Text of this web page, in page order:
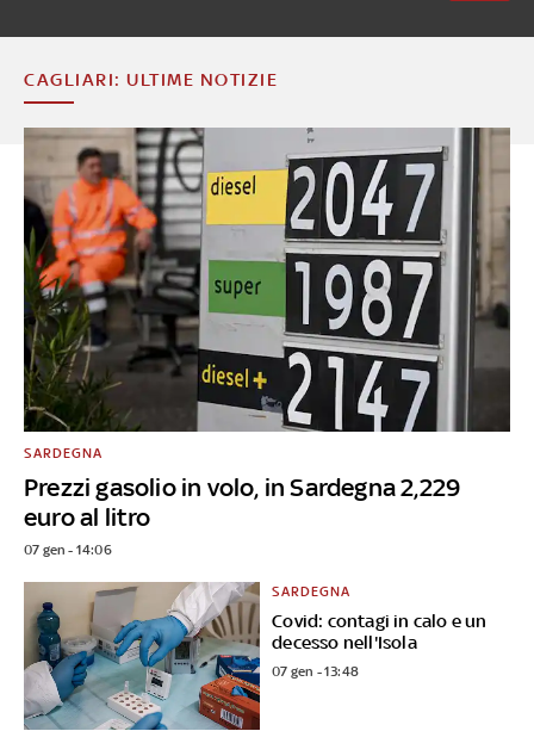
CAGLIARI: ULTIME NOTIZIE
Prezzi gasolio in volo, in Sardegna 2,229
euro al litro
SARDEGNA
07 gen - 14:06
Covid: contagi in calo e un
decesso nell'Isola
SARDEGNA
07 gen - 13:48